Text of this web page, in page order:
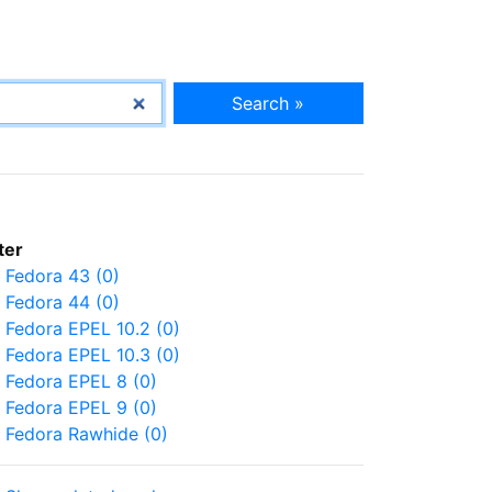
Search »
Fedora 43 (0)
Fedora 44 (0)
Fedora EPEL 10.2 (0)
Fedora EPEL 10.3 (0)
Fedora EPEL 8 (0)
Fedora EPEL 9 (0)
Fedora Rawhide (0)